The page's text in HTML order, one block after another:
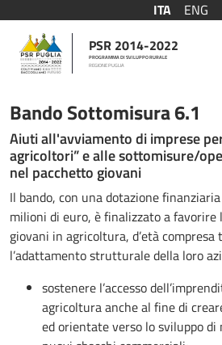
ITA
ENG
PSR 2014-2022
PROGRAMMA DI SVILUPPO RURALE
REGIONE PUGLIA
Bando Sottomisura 6.1
Bando Sottomisura 6.1
Aiuti all'avviamento di imprese
agricoltori” e alle sottomisure/
nel pacchetto giovani
Il bando, con una dotazione
milioni di euro, è finalizzato a favorire
giovani in agricoltura, d’età
l’adattamento strutturale della loro
sostenere l’accesso
agricoltura anche al fine di
ed orientate verso lo sviluppo